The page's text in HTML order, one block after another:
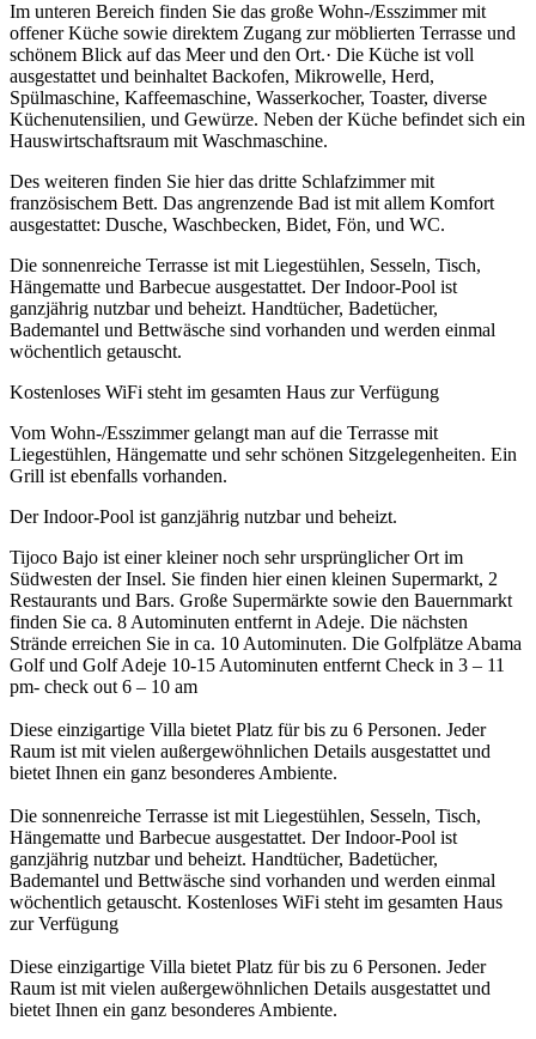
Im unteren Bereich finden Sie das große Wohn-/Esszimmer mit
offener Küche sowie direktem Zugang zur möblierten Terrasse und
schönem Blick auf das Meer und den Ort.· Die Küche ist voll
ausgestattet und beinhaltet Backofen, Mikrowelle, Herd,
Spülmaschine, Kaffeemaschine, Wasserkocher, Toaster, diverse
Küchenutensilien, und Gewürze. Neben der Küche befindet sich ein
Hauswirtschaftsraum mit Waschmaschine.
Des weiteren finden Sie hier das dritte Schlafzimmer mit
französischem Bett. Das angrenzende Bad ist mit allem Komfort
ausgestattet: Dusche, Waschbecken, Bidet, Fön, und WC.
Die sonnenreiche Terrasse ist mit Liegestühlen, Sesseln, Tisch,
Hängematte und Barbecue ausgestattet. Der Indoor-Pool ist
ganzjährig nutzbar und beheizt. Handtücher, Badetücher,
Bademantel und Bettwäsche sind vorhanden und werden einmal
wöchentlich getauscht.
Kostenloses WiFi steht im gesamten Haus zur Verfügung
Vom Wohn-/Esszimmer gelangt man auf die Terrasse mit
Liegestühlen, Hängematte und sehr schönen Sitzgelegenheiten. Ein
Grill ist ebenfalls vorhanden.
Der Indoor-Pool ist ganzjährig nutzbar und beheizt.
Tijoco Bajo ist einer kleiner noch sehr ursprünglicher Ort im
Südwesten der Insel. Sie finden hier einen kleinen Supermarkt, 2
Restaurants und Bars. Große Supermärkte sowie den Bauernmarkt
finden Sie ca. 8 Autominuten entfernt in Adeje. Die nächsten
Strände erreichen Sie in ca. 10 Autominuten. Die Golfplätze Abama
Golf und Golf Adeje 10-15 Autominuten entfernt Check in 3 – 11
pm- check out 6 – 10 am
Diese einzigartige Villa bietet Platz für bis zu 6 Personen. Jeder
Raum ist mit vielen außergewöhnlichen Details ausgestattet und
bietet Ihnen ein ganz besonderes Ambiente.
Die sonnenreiche Terrasse ist mit Liegestühlen, Sesseln, Tisch,
Hängematte und Barbecue ausgestattet. Der Indoor-Pool ist
ganzjährig nutzbar und beheizt. Handtücher, Badetücher,
Bademantel und Bettwäsche sind vorhanden und werden einmal
wöchentlich getauscht. Kostenloses WiFi steht im gesamten Haus
zur Verfügung
Diese einzigartige Villa bietet Platz für bis zu 6 Personen. Jeder
Raum ist mit vielen außergewöhnlichen Details ausgestattet und
bietet Ihnen ein ganz besonderes Ambiente.